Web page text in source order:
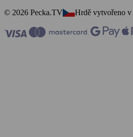
© 2026 Pecka.TV
Hrdě vytvořeno v